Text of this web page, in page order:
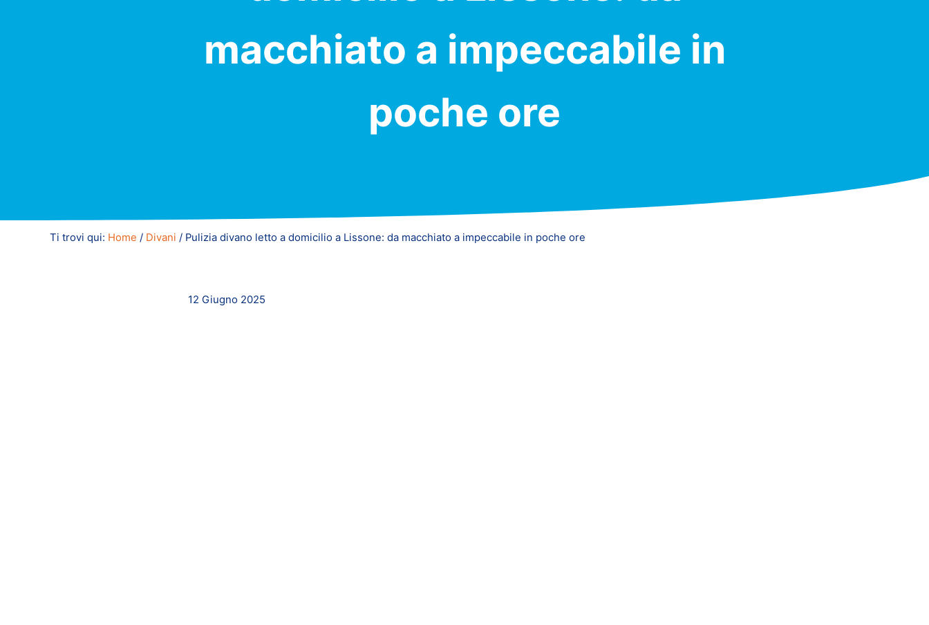
macchiato a impeccabile in
poche ore
Ti trovi qui: Home / Divani / Pulizia divano letto a domicilio a Lissone: da macchiato a impeccabile in poche ore
12 Giugno 2025